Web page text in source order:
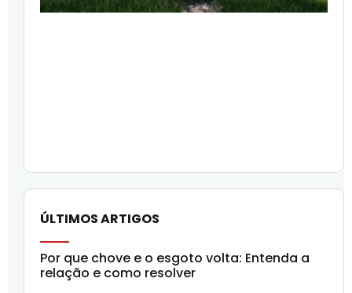
ÚLTIMOS ARTIGOS
Por que chove e o esgoto volta: Entenda a
relação e como resolver